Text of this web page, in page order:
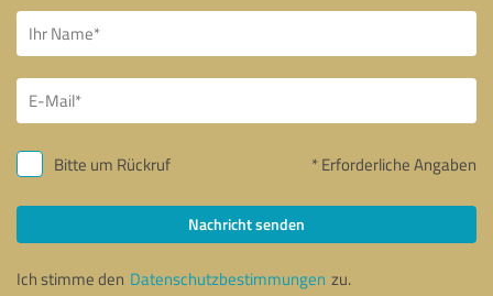
Bitte um Rückruf * Erforderliche Angaben
Nachricht senden
Ich stimme den Datenschutzbestimmungen zu.